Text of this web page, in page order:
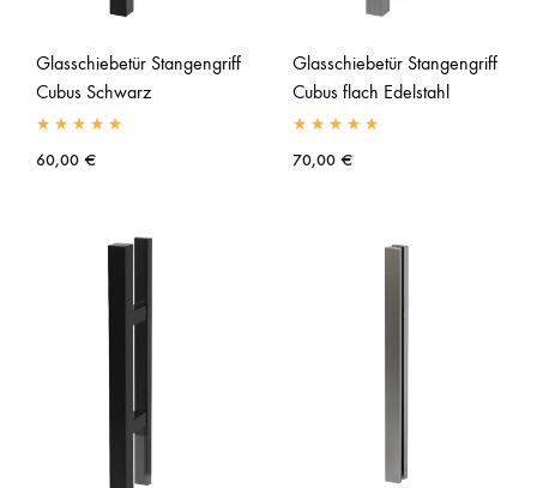
Glasschiebetür Stangengriff
Cubus Schwarz
60,00 €
Glasschiebetür Stangengriff
Cubus flach Edelstahl
70,00 €